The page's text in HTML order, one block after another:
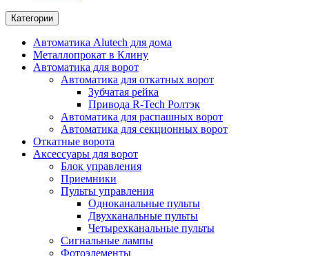
Категории
Автоматика Alutech для дома
Металлопрокат в Клину
Автоматика для ворот
Автоматика для откатных ворот
Зубчатая рейка
Привода R-Tech Ролтэк
Автоматика для распашных ворот
Автоматика для секционных ворот
Откатные ворота
Аксессуары для ворот
Блок управления
Приемники
Пульты управления
Одноканальные пульты
Двухканальные пульты
Четырехканальные пульты
Сигнальные лампы
Фотоэлементы